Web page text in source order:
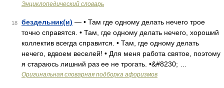
Энциклопедический словарь
18 бездельник(и) — • Там где одному делать нечего трое
точно справятся. • Там, где одному делать нечего, хороший
коллектив всегда справится. • Там, где одному делать
нечего, вдвоем веселей! • Для меня работа святое, поэтому
я стараюсь лишний раз ее не трогать. •&#8230; …
Оригинальная словарная подборка афоризмов